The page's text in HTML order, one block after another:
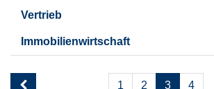
Vertrieb
Immobilienwirtschaft
Seite
1 2 3 4